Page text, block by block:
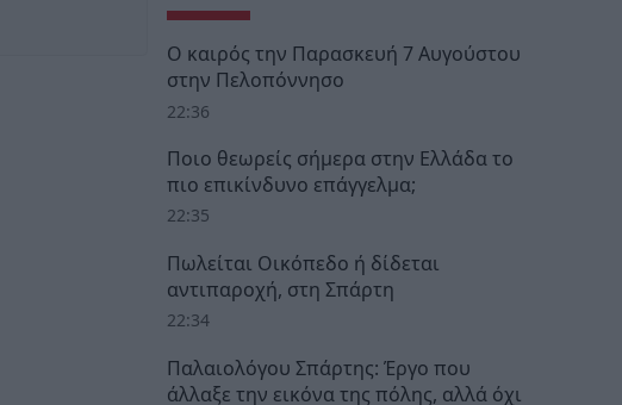
Ο καιρός την Παρασκευή 7 Αυγούστου
στην Πελοπόννησο
22:36
Ποιο θεωρείς σήμερα στην Ελλάδα το
πιο επικίνδυνο επάγγελμα;
22:35
Πωλείται Οικόπεδο ή δίδεται
αντιπαροχή, στη Σπάρτη
22:34
Παλαιολόγου Σπάρτης: Έργο που
άλλαξε την εικόνα της πόλης, αλλά όχι